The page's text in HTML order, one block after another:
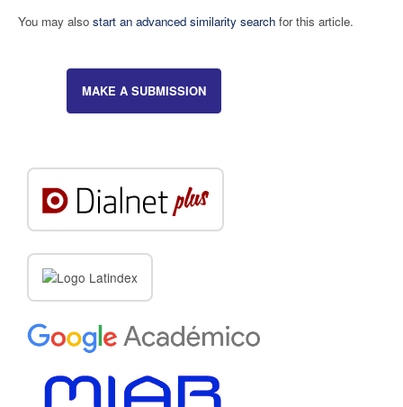
You may also start an advanced similarity searchfor this article.
MAKE A SUBMISSION